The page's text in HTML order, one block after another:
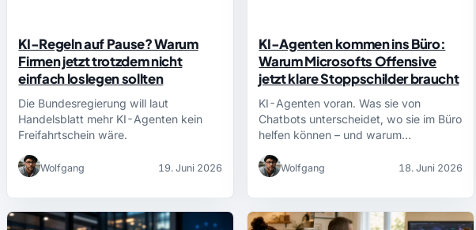
KI-Regeln auf Pause? Warum
Firmen jetzt trotzdem nicht
einfach loslegen sollten
Die Bundesregierung will laut
Handelsblatt mehr KI-Agenten kein
Freifahrtschein wäre.
Wolfgang 19. Juni 2026
KI-Agenten kommen ins Büro:
Warum Microsofts Offensive
jetzt klare Stoppschilder braucht
KI-Agenten voran. Was sie von
Chatbots unterscheidet, wo sie im Büro
helfen können – und warum…
Wolfgang 18. Juni 2026